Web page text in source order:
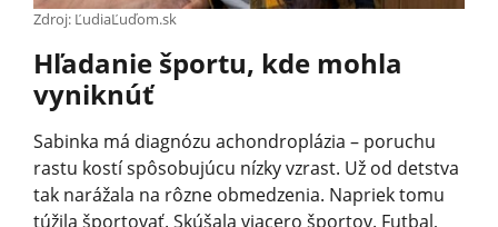
Zdroj: ĽudiaĽuďom.sk
Hľadanie športu, kde mohla
vyniknúť
Sabinka má diagnózu achondroplázia – poruchu
rastu kostí spôsobujúcu nízky vzrast. Už od detstva
tak narážala na rôzne obmedzenia. Napriek tomu
túžila športovať. Skúšala viacero športov. Futbal,